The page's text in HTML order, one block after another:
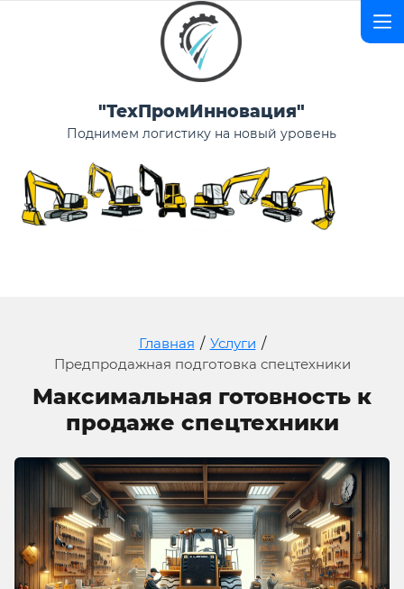
"ТехПромИнновация"
Поднимем логистику на новый уровень
Главная / Услуги /
Предпродажная подготовка спецтехники
Максимальная готовность к
продаже спецтехники